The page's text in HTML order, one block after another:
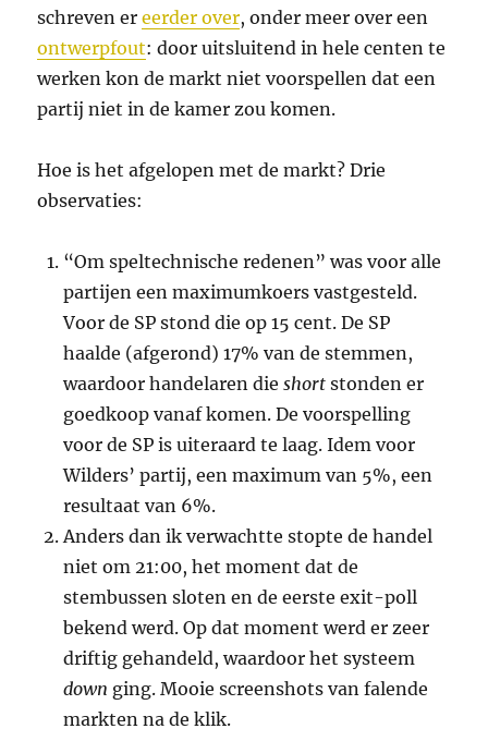
schreven ereerder over, onder meer over een
ontwerpfout: door uitsluitend in hele centen te
werken kon de markt niet voorspellen dat een
partij niet in de kamer zou komen.
Hoe is het afgelopen met de markt? Drie
observaties:
“Om speltechnische redenen” was voor alle
partijen een maximumkoers vastgesteld.
Voor de SP stond die op 15 cent. De SP
haalde (afgerond) 17% van de stemmen,
waardoor handelaren dieshort stonden er
goedkoop vanaf komen. De voorspelling
voor de SP is uiteraard te laag. Idem voor
Wilders’ partij, een maximum van 5%, een
resultaat van 6%.
Anders dan ik verwachtte stopte de handel
niet om 21:00, het moment dat de
stembussen sloten en de eerste exit-poll
bekend werd. Op dat moment werd er zeer
driftig gehandeld, waardoor het systeem
down ging. Mooie screenshots van falende
markten na de klik.